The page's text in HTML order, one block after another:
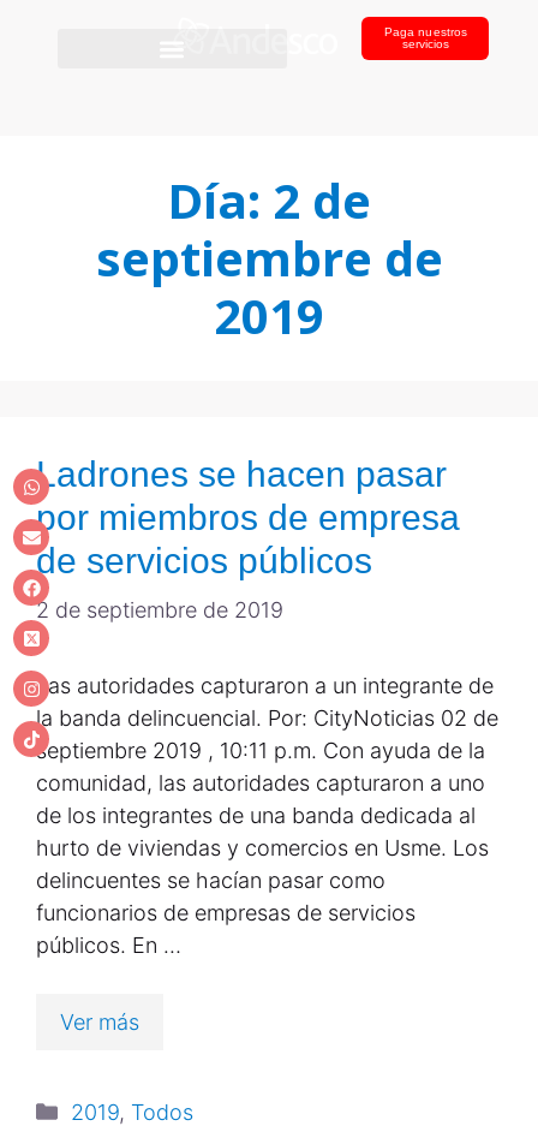
Paga nuestros
servicios
Día: 2 de
septiembre de
2019
Ladrones se hacen pasar
por miembros de empresa
de servicios públicos
2 de septiembre de 2019
Las autoridades capturaron a un integrante de
la banda delincuencial. Por: CityNoticias 02 de
septiembre 2019 , 10:11 p.m. Con ayuda de la
comunidad, las autoridades capturaron a uno
de los integrantes de una banda dedicada al
hurto de viviendas y comercios en Usme. Los
delincuentes se hacían pasar como
funcionarios de empresas de servicios
públicos. En …
Ver más
2019, Todos